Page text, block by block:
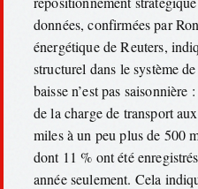
données, confirmées par
énergétique de Reuters,
structurel dans le système
baisse n’est pas
de la charge de transport
miles à un peu plus de 500
dont 11 % ont été
année seulement. Cela